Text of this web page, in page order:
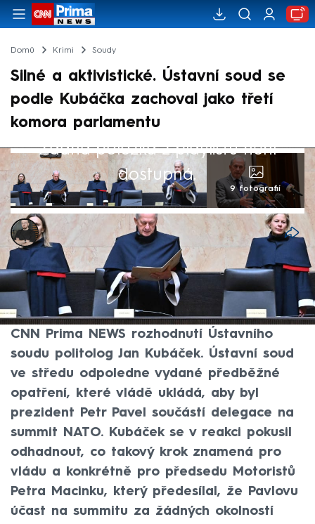
Domů Krimi Soudy
Silné a aktivistické. Ústavní soud se
podle Kubáčka zachoval jako třetí
komora parlamentu
Žádná položka z playlistu není
dostupná.
9 fotografií
Marek Pausz
24. čvn 2026, 18:03
Ústavní soud (ÚS) se silně až aktivisticky
vložil do politiky, když se zachoval jako
třetí komora Parlamentu, zhodnotil pro
CNN Prima NEWS rozhodnutí Ústavního
soudu politolog Jan Kubáček. Ústavní soud
ve středu odpoledne vydané předběžné
opatření, které vládě ukládá, aby byl
prezident Petr Pavel součástí delegace na
summit NATO. Kubáček se v reakci pokusil
odhadnout, co takový krok znamená pro
vládu a konkrétně pro předsedu Motoristů
Petra Macinku, který předesílal, že Pavlovu
účast na summitu za žádných okolností